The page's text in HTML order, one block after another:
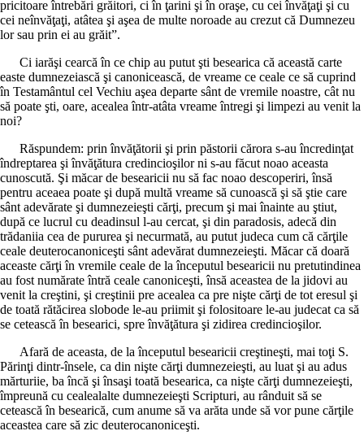
pricitoare întrebări grăitori, ci în ţarini şi în oraşe, cu cei învăţaţi şi cu
cei neînvăţaţi, atâtea şi aşea de multe noroade au crezut că Dumnezeu
lor sau prin ei au grăit”.
Ci iarăşi cearcă în ce chip au putut şti besearica că această carte
easte dumnezeiască şi canonicească, de vreame ce ceale ce să cuprind
în Testamântul cel Vechiu aşea departe sânt de vremile noastre, cât nu
să poate şti, oare, acealea într-atâta vreame întregi şi limpezi au venit la
noi?
Răspundem: prin învăţătorii şi prin păstorii cărora s-au încredinţat
îndreptarea şi învăţătura credincioşilor ni s-au făcut noao aceasta
cunoscută. Şi măcar de besearicii nu să fac noao descoperiri, însă
pentru aceaea poate şi după multă vreame să cunoască şi să ştie care
sânt adevărate şi dumnezeieşti cărţi, precum şi mai înainte au ştiut,
după ce lucrul cu deadinsul l-au cercat, şi din paradosis, adecă din
trădaniia cea de pururea şi necurmată, au putut judeca cum că cărţile
ceale deuterocanoniceşti sânt adevărat dumnezeieşti. Măcar că doară
aceaste cărţi în vremile ceale de la începutul besearicii nu pretutindinea
au fost numărate întră ceale canoniceşti, însă aceastea de la jidovi au
venit la creştini, şi creştinii pre acealea ca pre nişte cărţi de tot eresul şi
de toată rătăcirea slobode le-au priimit şi folositoare le-au judecat ca să
se cetească în besearici, spre învăţătura şi zidirea credincioşilor.
Afară de aceasta, de la începutul besearicii creştineşti, mai toţi S.
Părinţi dintr-însele, ca din nişte cărţi dumnezeieşti, au luat şi au adus
mărturiie, ba încă şi însaşi toată besearica, ca nişte cărţi dumnezeieşti,
împreună cu cealealalte dumnezeieşti Scripturi, au rânduit să se
cetească în besearică, cum anume să va arăta unde să vor pune cărţile
aceastea care să zic deuterocanoniceşti.